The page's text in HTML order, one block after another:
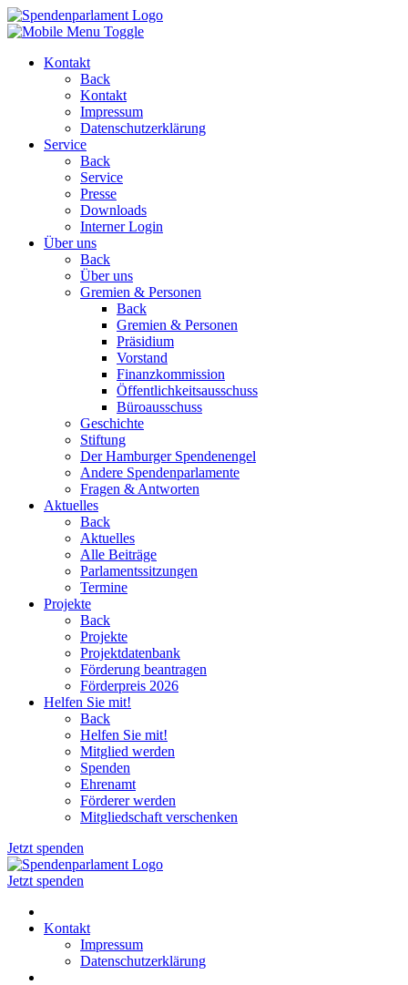
Kontakt
Back
Kontakt
Impressum
Datenschutzerklärung
Service
Back
Service
Presse
Downloads
Interner Login
Über uns
Back
Über uns
Gremien & Personen
Back
Gremien & Personen
Präsidium
Vorstand
Finanzkommission
Öffentlichkeitsausschuss
Büroausschuss
Geschichte
Stiftung
Der Hamburger Spendenengel
Andere Spendenparlamente
Fragen & Antworten
Aktuelles
Back
Aktuelles
Alle Beiträge
Parlamentssitzungen
Termine
Projekte
Back
Projekte
Projektdatenbank
Förderung beantragen
Förderpreis 2026
Helfen Sie mit!
Back
Helfen Sie mit!
Mitglied werden
Spenden
Ehrenamt
Förderer werden
Mitgliedschaft verschenken
Jetzt spenden
Jetzt spenden
Kontakt
Impressum
Datenschutzerklärung